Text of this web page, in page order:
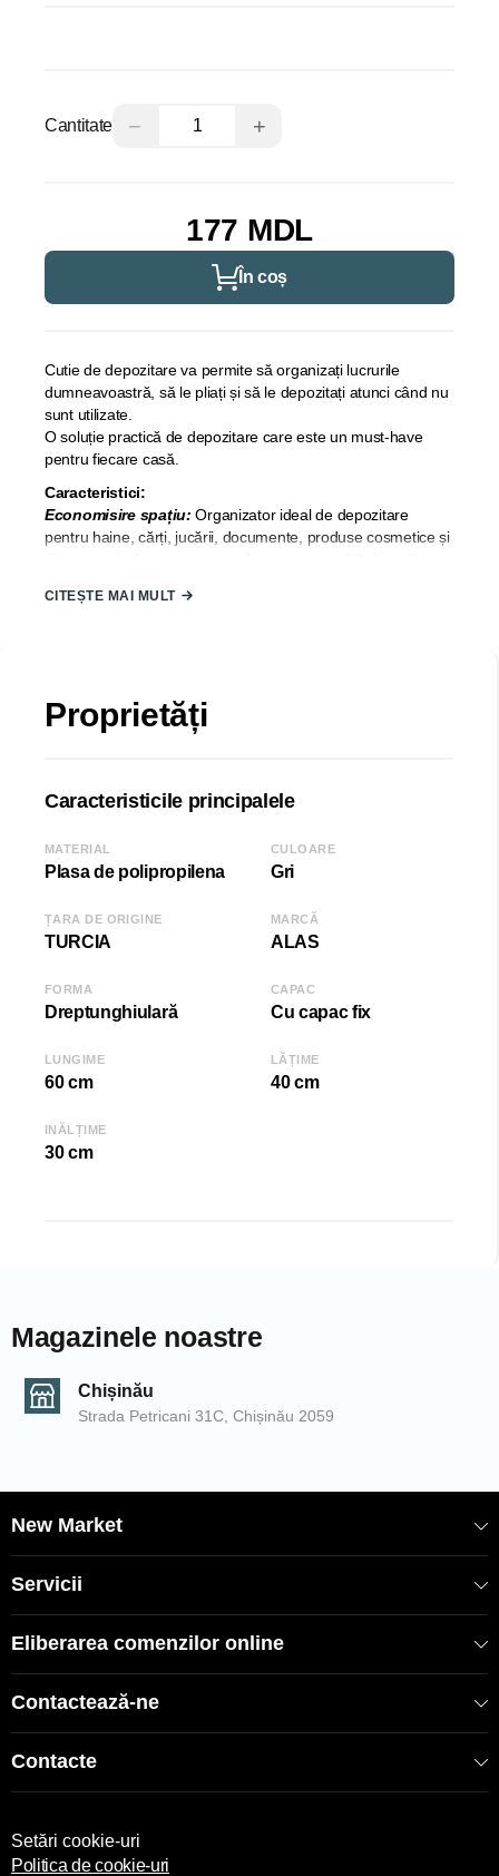
Cantitate − +
177 MDL
În coș
Cutie de depozitare va permite să organizați lucrurile
dumneavoastră, să le pliați și să le depozitați atunci când nu
sunt utilizate.
O soluție practică de depozitare care este un must-have
pentru fiecare casă.
Caracteristici:
Economisire spațiu:Organizator ideal de depozitare
pentru haine, cărți, jucării, documente, produse cosmetice și
este utilizată, ceea ce vă ajută să utilizați pe deplin raftul din
este ecologică. Materialul țesăturii este durabil și lavabil.
Fără miros deosebit și reutilizabil. Este usor de curatat prin
Lățime (L): 60 cm
Înălțime (H): 30 cm
COD: 2000006354/Gri
EAN: 8699243466272
CITEȘTE MAI MULT
Proprietăți
Caracteristicile principalele
MATERIAL
Plasa de polipropilena
CULOARE
Gri
ȚARA DE ORIGINE
TURCIA
MARCĂ
ALAS
FORMA
Dreptunghiulară
CAPAC
Cu capac fix
LUNGIME
60 cm
LĂȚIME
40 cm
INĂLȚIME
30 cm
Magazinele noastre
Chișinău
Strada Petricani 31C, Chișinău 2059
New Market
Servicii
Eliberarea comenzilor online
Contactează-ne
Contacte
Setări cookie-uri
Politica de cookie-uri